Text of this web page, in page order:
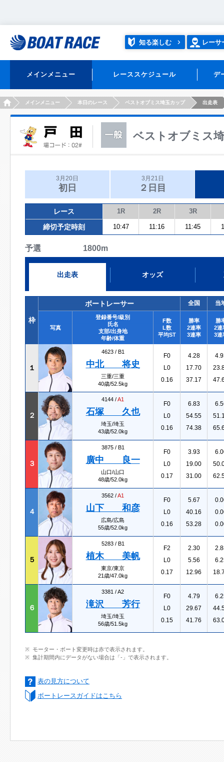
知る楽しむ レーサ
メインメニュー レーススケジュール デ
HOMEメインメニュー 本日のレース ベストオブミス埼玉カップ 出走表
ベストオブミス
3月20日
初日
3月21日
２日目
レース 1R 2R 3R
締切予定時刻 10:47 11:16 11:45
予選 1800m
出走表 オッズ
枠
ボートレーサー 全国 当
写真
登録番号/級別
氏名
支部/出身地
年齢/体重
F数
L数
平均ST
勝率
2連率
3連率
勝
2連
3連
１
4623 / B1
中北 将史
三重/三重
40歳/52.5kg
F0
L0
0.16
4.28
17.70
37.17
２
4144 /A1
石塚 久也
埼玉/埼玉
43歳/52.0kg
F0
L0
0.16
6.83
54.55
74.38
３
3875 / B1
廣中 良一
山口/山口
48歳/52.0kg
F0
L0
0.17
3.93
19.00
31.00
４
3562 /A1
山下 和彦
広島/広島
55歳/52.0kg
F0
L0
0.16
5.67
40.16
53.28
５
5283 / B1
植木 美帆
東京/東京
21歳/47.0kg
F2
L0
0.17
2.30
5.56
12.96
６
3381 /A2
滝沢 芳行
埼玉/埼玉
56歳/51.5kg
F0
L0
0.15
4.79
29.67
41.76
モーター・ボート変更時は赤で表示されます。
集計期間内にデータがない場合は「-」で表示されます。
表の見方について
ボートレースガイドはこちら